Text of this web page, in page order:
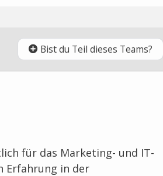
Bist du Teil dieses Teams?
für das Marketing- und IT-
Erfahrung in der